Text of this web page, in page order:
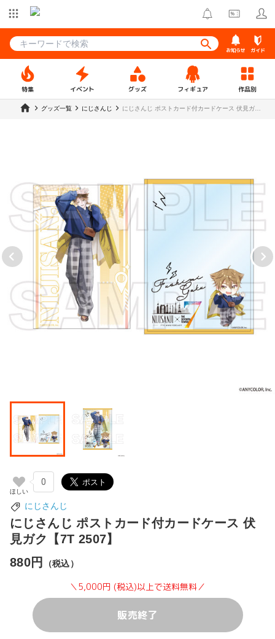
お知らせ ガイド
特集 イベント グッズ フィギュア 作品別
グッズ一覧 にじさんじ
にじさんじ ポストカード付カードケース 伏見ガク
0
にじさんじ
にじさんじ ポストカード付カードケース 伏
見ガク【7T 2507】
880円
（税込）
＼5,000円 (税込)以上で送料無料／
販売終了